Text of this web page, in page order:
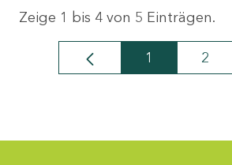
Zeige 1 bis 4 von 5 Einträgen.
Seite
1 Seite
2